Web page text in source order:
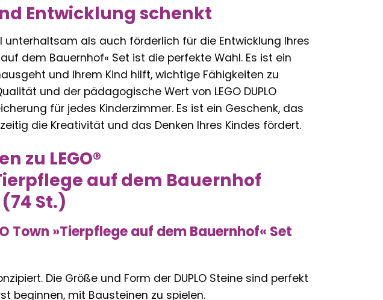
Entwicklung schenkt
als auch förderlich für die Entwicklung Ihres
auf dem Bauernhof« Set ist die perfekte Wahl. Es ist ein
und Ihrem Kind hilft, wichtige Fähigkeiten zu
und der pädagogische Wert von LEGO DUPLO
für jedes Kinderzimmer. Es ist ein Geschenk, das
die Kreativität und das Denken Ihres Kindes fördert.
zu LEGO®
auf dem Bauernhof
(74 St.)
Town »Tierpflege auf dem Bauernhof« Set
Die Größe und Form der DUPLO Steine sind perfekt
beginnen, mit Bausteinen zu spielen.